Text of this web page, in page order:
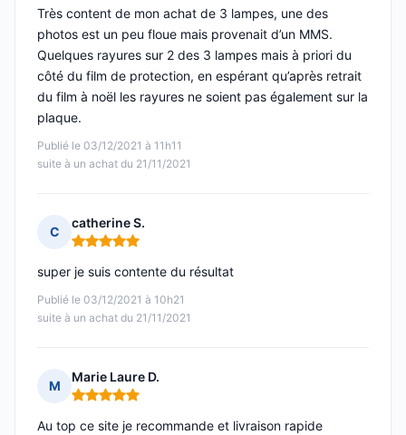
Publié le 03/12/2021 à 11h11
suite à un achat du 21/11/2021
Très content de mon achat de 3 lampes, une des
photos est un peu floue mais provenait d’un MMS.
Quelques rayures sur 2 des 3 lampes mais à priori du
côté du film de protection, en espérant qu’après retrait
du film à noël les rayures ne soient pas également sur la
plaque.
C
catherine S.
Note : 5 sur 5
Publié le 03/12/2021 à 10h21
suite à un achat du 21/11/2021
super je suis contente du résultat
M
Marie Laure D.
Note : 5 sur 5
Au top ce site je recommande et livraison rapide